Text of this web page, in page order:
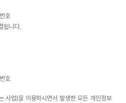
호
니다.
호
사업)을 이용하시면서 발생한 모든 개인정보